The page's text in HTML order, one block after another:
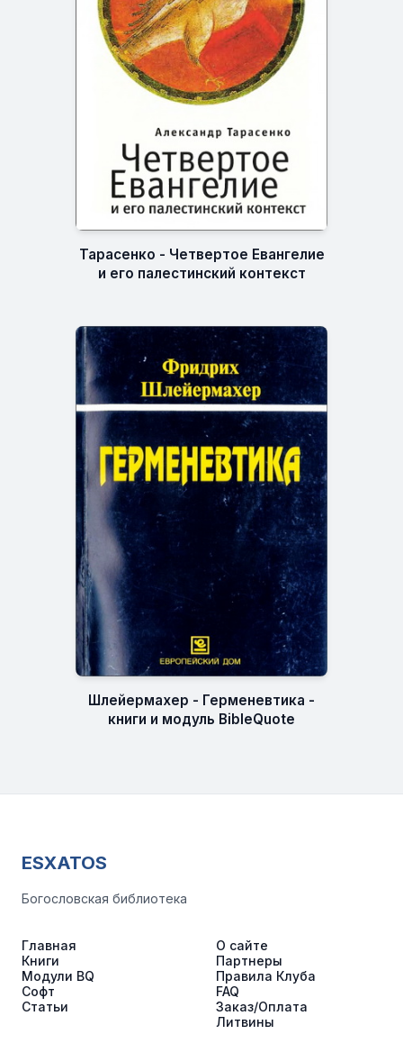
Тарасенко - Четвертое Евангелие
и его палестинский контекст
Шлейермахер - Герменевтика -
книги и модуль BibleQuote
ESXATOS
Богословская библиотека
Главная
Книги
Модули BQ
Софт
Статьи
О сайте
Партнеры
Правила Клуба
FAQ
Заказ/Оплата
Литвины